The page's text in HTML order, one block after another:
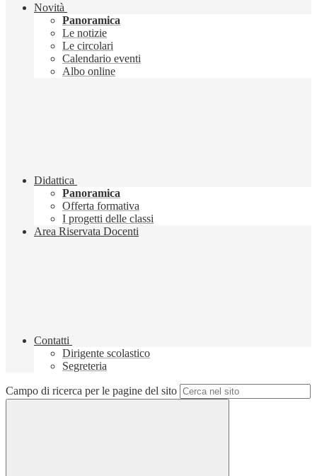
Novità
Panoramica
Le notizie
Le circolari
Calendario eventi
Albo online
Didattica
Panoramica
Offerta formativa
I progetti delle classi
Area Riservata Docenti
Contatti
Dirigente scolastico
Segreteria
Campo di ricerca per le pagine del sito